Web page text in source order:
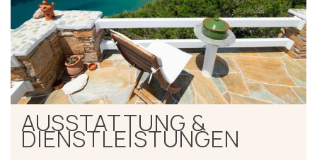
AUSSTATTUNG &
DIENSTLEISTUNGEN